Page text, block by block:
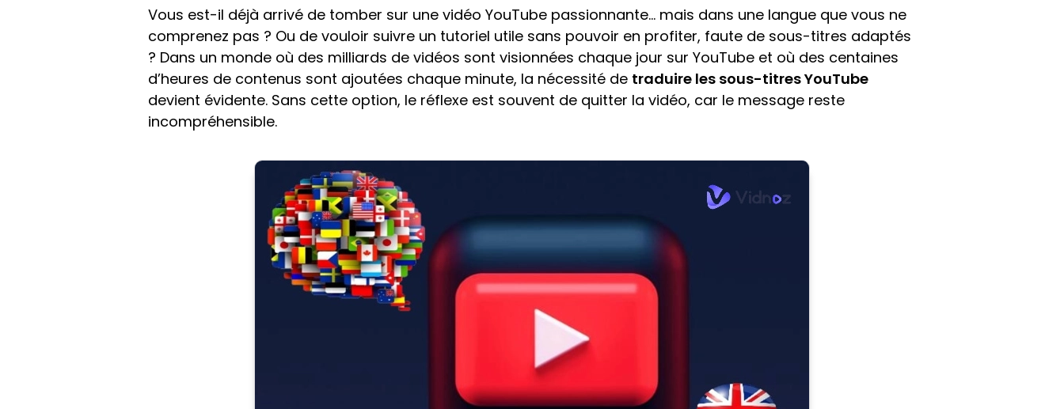
Vous est-il déjà arrivé de tomber sur une vidéo YouTube passionnante… mais dans une langue que vous ne
comprenez pas ? Ou de vouloir suivre un tutoriel utile sans pouvoir en profiter, faute de sous-titres adaptés
? Dans un monde où des milliards de vidéos sont visionnées chaque jour sur YouTube et où des centaines
d’heures de contenus sont ajoutées chaque minute, la nécessité de traduire les sous-titres YouTube
devient évidente. Sans cette option, le réflexe est souvent de quitter la vidéo, car le message reste
incompréhensible.